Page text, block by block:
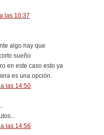
las 10:37
algo hay que
sueño
en este caso esto ya
es una opción.
las 14:50
las 14:56